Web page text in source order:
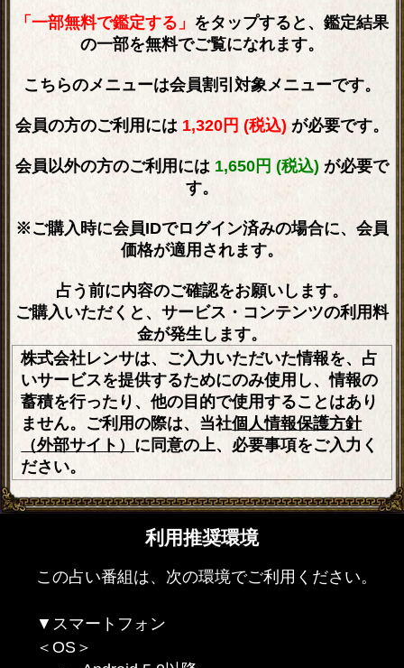
「一部無料で鑑定する」 をタップすると、鑑定結果
の一部を無料でご覧になれます。
こちらのメニューは会員割引対象メニューです。
会員の方のご利用には 1,320円 (税込) が必要です。
会員以外の方のご利用には 1,650円 (税込) が必要で
す。
※ご購入時に会員IDでログイン済みの場合に、会員
価格が適用されます。
占う前に内容のご確認をお願いします。
ご購入いただくと、サービス・コンテンツの利用料
金が発生します。
株式会社レンサは、ご入力いただいた情報を、占
いサービスを提供するためにのみ使用し、情報の
蓄積を行ったり、他の目的で使用することはあり
ません。ご利用の際は、当社個人情報保護方針
（外部サイト） に同意の上、必要事項をご入力く
ださい。
利用推奨環境
この占い番組は、次の環境でご利用ください。
▼スマートフォン
＜OS＞